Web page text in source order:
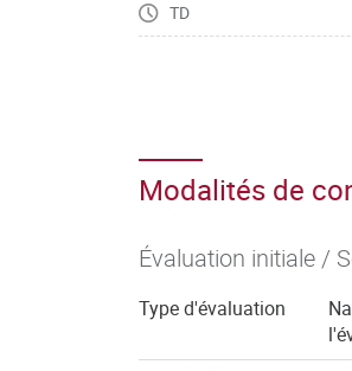
TD
Modalités de
Évaluation initiale /
Type d'évaluation